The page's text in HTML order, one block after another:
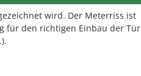
wird. Der Meterriss ist
für den richtigen Einbau der Tür